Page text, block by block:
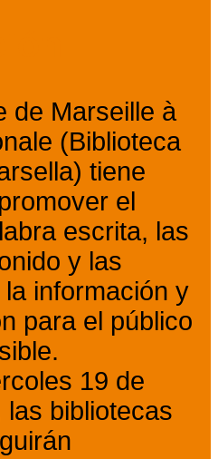
de Marseille à
(Biblioteca
tiene
el
escrita, las
y las
información y
para el público
19 de
las bibliotecas